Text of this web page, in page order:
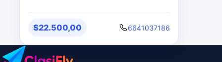
$22.500,00 6641037186